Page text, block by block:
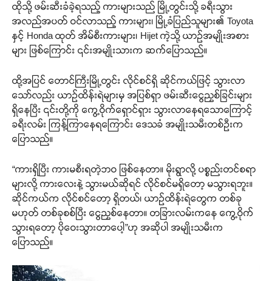
ထိုသို့ ဖမ်းဆီးခံခဲ့ရသည့် ကားများသည် မြို့တွင်းသို့ ခရီးသွား
အလည်အပတ် ဝင်လာသည့် ကားများ၊ မြို့ခံပြည်သူများ၏ Toyota
နှင့် Honda ထုတ် အိမ်စီးကားများ၊ Hijet ကဲ့သို့ ယာဉ်အမျိုးအစား
များ ဖြစ်ကြောင်း ၎င်းအမျိုးသားက ဆက်ပြောသည်။
ထို့အပြင် တောင်ကြီးမြို့တွင်း လိုင်စင်ရှိ ဆိုင်ကယ်ဖြင့် သွားလာ
သော်လည်း ယာဉ်ထိန်းရဲများမှ အပြစ်ရှာ ဖမ်းဆီးငွေညှစ်ခြင်းများ
ရှိနေပြီး ၎င်းတို့ကို ကွေ့ဝိုက်ရှောင်ရှား သွားလာနေရသောကြောင့်
ခရီးလမ်း ကြန့်ကြာနေရကြောင်း ဒေသခံ အမျိုးသမီးတစ်ဦးက
ပြောသည်။
“ကားရှိပြီး ကားမစီးရတဲ့ဘဝ ဖြစ်နေတာ။ မိုးရွာလို့ ပစ္စည်းတင်စရာ
များလို့ ကားလေးနဲ့ သွားမယ်ဆိုရင် လိုင်စင်မရှိတော့ မသွားရဘူး။
ဆိုင်ကယ်က လိုင်စင်တော့ ရှိတယ်၊ ယာဉ်ထိန်းရဲတွေက တစ်ခု
မဟုတ် တစ်ခုစစ်ပြီး ငွေညှစ်နေတာ။ တခြားလမ်းကနေ ကွေ့ဝိုက်
သွားရတော့ ပိုဝေးသွားတာပေါ့”ဟု အဆိုပါ အမျိုးသမီးက
ပြောသည်။